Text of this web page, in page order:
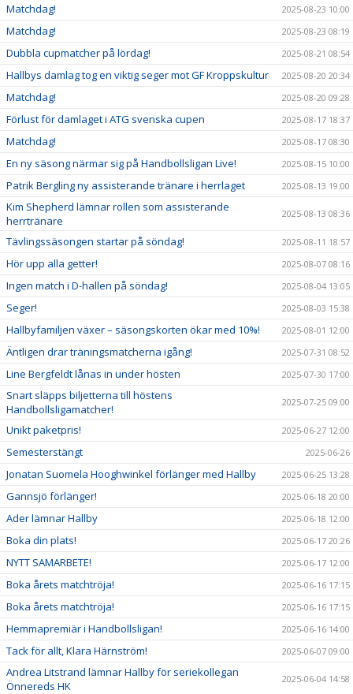
Matchdag! 2025-08-23 10:00
Matchdag! 2025-08-23 08:19
Dubbla cupmatcher på lördag! 2025-08-21 08:54
Hallbys damlag tog en viktig seger mot GF Kroppskultur 2025-08-20 20:34
Matchdag! 2025-08-20 09:28
Förlust för damlaget i ATG svenska cupen 2025-08-17 18:37
Matchdag! 2025-08-17 08:30
En ny säsong närmar sig på Handbollsligan Live! 2025-08-15 10:00
Patrik Bergling ny assisterande tränare i herrlaget 2025-08-13 19:00
Kim Shepherd lämnar rollen som assisterande
herrtränare
2025-08-13 08:36
Tävlingssäsongen startar på söndag! 2025-08-11 18:57
Hör upp alla getter! 2025-08-07 08:16
Ingen match i D-hallen på söndag! 2025-08-04 13:05
Seger! 2025-08-03 15:38
Hallbyfamiljen växer – säsongskorten ökar med 10%! 2025-08-01 12:00
Äntligen drar träningsmatcherna igång! 2025-07-31 08:52
Line Bergfeldt lånas in under hösten 2025-07-30 17:00
Snart släpps biljetterna till höstens
Handbollsligamatcher!
2025-07-25 09:00
Unikt paketpris! 2025-06-27 12:00
Semesterstängt 2025-06-26
Jonatan Suomela Hooghwinkel förlänger med Hallby 2025-06-25 13:28
Gannsjö förlänger! 2025-06-18 20:00
Ader lämnar Hallby 2025-06-18 12:00
Boka din plats! 2025-06-17 20:26
NYTT SAMARBETE! 2025-06-17 12:00
Boka årets matchtröja! 2025-06-16 17:15
Boka årets matchtröja! 2025-06-16 17:15
Hemmapremiär i Handbollsligan! 2025-06-16 14:00
Tack för allt, Klara Härnström! 2025-06-07 09:00
Andrea Litstrand lämnar Hallby för seriekollegan
Önnereds HK
2025-06-04 14:58